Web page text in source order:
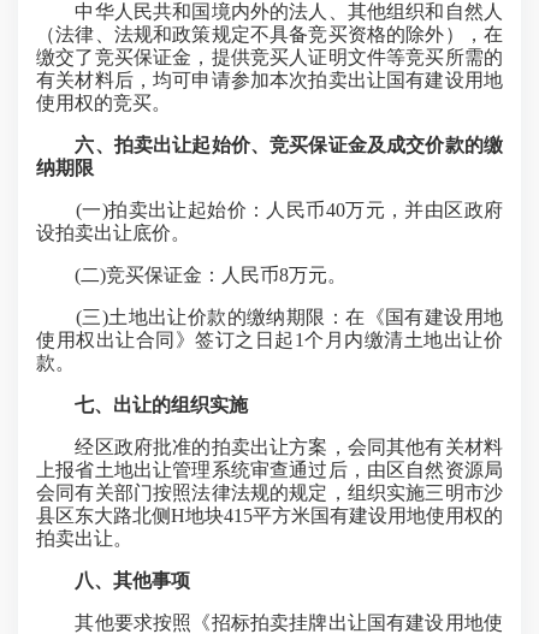
中华人民共和国境内外的法人、其他组织和自然人
（法律、法规和政策规定不具备竞买资格的除外），在
缴交了竞买保证金，提供竞买人证明文件等竞买所需的
有关材料后，均可申请参加本次拍卖出让国有建设用地
使用权的竞买。
六、拍卖出让起始价、竞买保证金及成交价款的缴
纳期限
(一)拍卖出让起始价：人民币40万元，并由区政府
设拍卖出让底价。
(二)竞买保证金：人民币8万元。
(三)土地出让价款的缴纳期限：在《国有建设用地
使用权出让合同》签订之日起1个月内缴清土地出让价
款。
七、出让的组织实施
经区政府批准的拍卖出让方案，会同其他有关材料
上报省土地出让管理系统审查通过后，由区自然资源局
会同有关部门按照法律法规的规定，组织实施三明市沙
县区东大路北侧H地块415平方米国有建设用地使用权的
拍卖出让。
八、其他事项
其他要求按照《招标拍卖挂牌出让国有建设用地使